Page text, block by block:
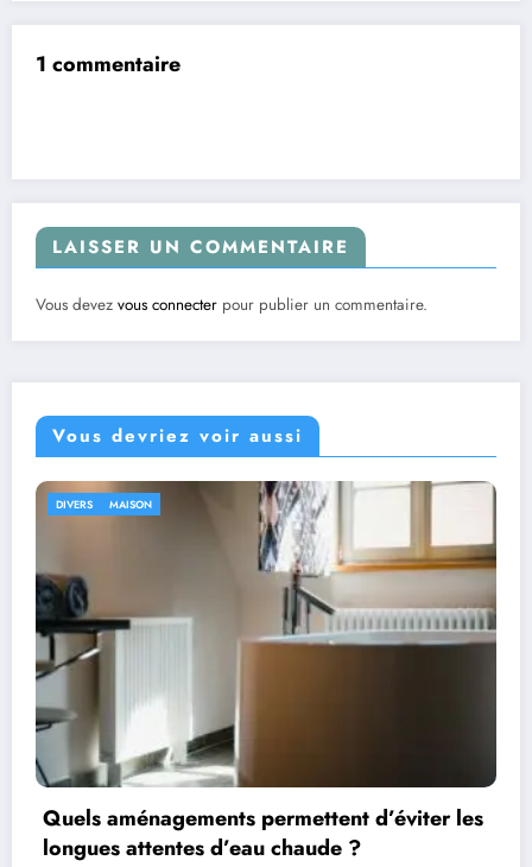
1 commentaire
LAISSER UN COMMENTAIRE
Vous devez vous connecter pour publier un commentaire.
Vous devriez voir aussi
DIVERS
Les facteurs qui influencent la durée de
d’un bien